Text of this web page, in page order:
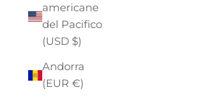
americane
del Pacifico
(USD $)
Andorra
(EUR €)